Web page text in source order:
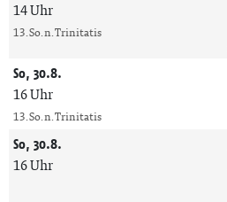
14 Uhr
13. So. n. Trinitatis
So, 30.8.
16 Uhr
13. So. n. Trinitatis
So, 30.8.
16 Uhr